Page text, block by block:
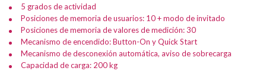
5 grados de actividad
Posiciones de memoria de usuarios: 10 + modo de invitado
Posiciones de memoria de valores de medición: 30
Mecanismo de encendido: Button-On y Quick Start
Mecanismo de desconexión automática, aviso de sobrecarga
Capacidad de carga: 200 kg